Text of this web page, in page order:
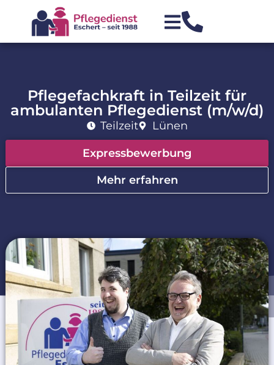
Pflegefachkraft in Teilzeit für
ambulanten Pflegedienst (m/w/d)
Teilzeit Lünen
Expressbewerbung
Mehr erfahren